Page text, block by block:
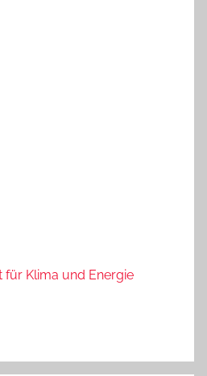
für Klima und Energie